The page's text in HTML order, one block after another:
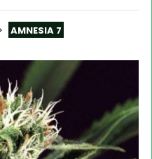
AMNESIA 7